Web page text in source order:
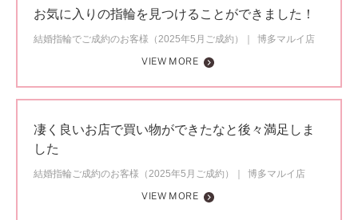
お気に入りの指輪を見つけることができました！
結婚指輪でご成約のお客様（2025年5月ご成約）
博多マルイ店
VIEW MORE
凄く良いお店で買い物ができたなと後々満足しま
した
結婚指輪ご成約のお客様（2025年5月ご成約）
博多マルイ店
VIEW MORE